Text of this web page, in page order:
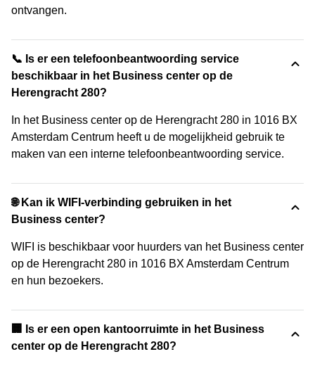
ontvangen.
📞 Is er een telefoonbeantwoording service
beschikbaar in het Business center op de
Herengracht 280?
In het Business center op de Herengracht 280 in 1016 BX
Amsterdam Centrum heeft u de mogelijkheid gebruik te
maken van een interne telefoonbeantwoording service.
🌐 Kan ik WIFI-verbinding gebruiken in het
Business center?
WIFI is beschikbaar voor huurders van het Business center
op de Herengracht 280 in 1016 BX Amsterdam Centrum
en hun bezoekers.
‍🏢 Is er een open kantoorruimte in het Business
center op de Herengracht 280?